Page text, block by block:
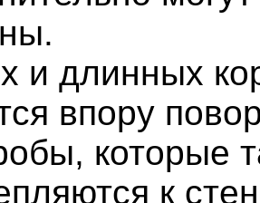
и длинных
впору
которые
к